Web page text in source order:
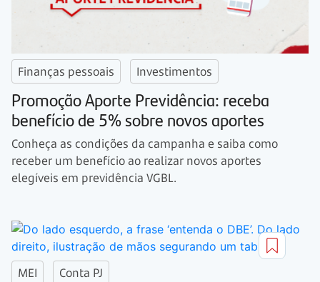
Finanças pessoais Investimentos
Promoção Aporte Previdência: receba
benefício de 5% sobre novos aportes
Conheça as condições da campanha e saiba como
receber um benefício ao realizar novos aportes
elegíveis em previdência VGBL.
MEI Conta PJ